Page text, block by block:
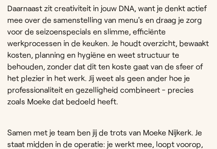
Daarnaast zit creativiteit in jouw DNA, want je denkt actief
mee over de samenstelling van menu's en draag je zorg
voor de seizoenspecials en slimme, efficiënte
werkprocessen in de keuken. Je houdt overzicht, bewaakt
kosten, planning en hygiëne en weet structuur te
behouden, zonder dat dit ten koste gaat van de sfeer of
het plezier in het werk. Jij weet als geen ander hoe je
professionaliteit en gezelligheid combineert - precies
zoals Moeke dat bedoeld heeft.
Samen met je team ben jij de trots van Moeke Nijkerk. Je
staat midden in de operatie: je werkt mee, loopt voorop,